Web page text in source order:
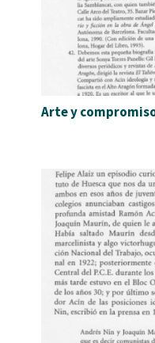
Arte y